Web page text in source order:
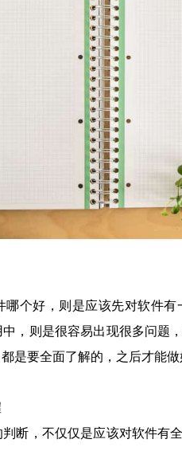
哪个好，则是应该先对软件
，则是很容易出现很多问题
是要全面了解的，之后才能做
断，不仅仅是应该对软件有